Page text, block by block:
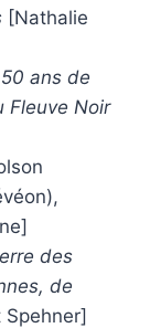
[Nathalie
ans de
Fleuve Noir
des
de